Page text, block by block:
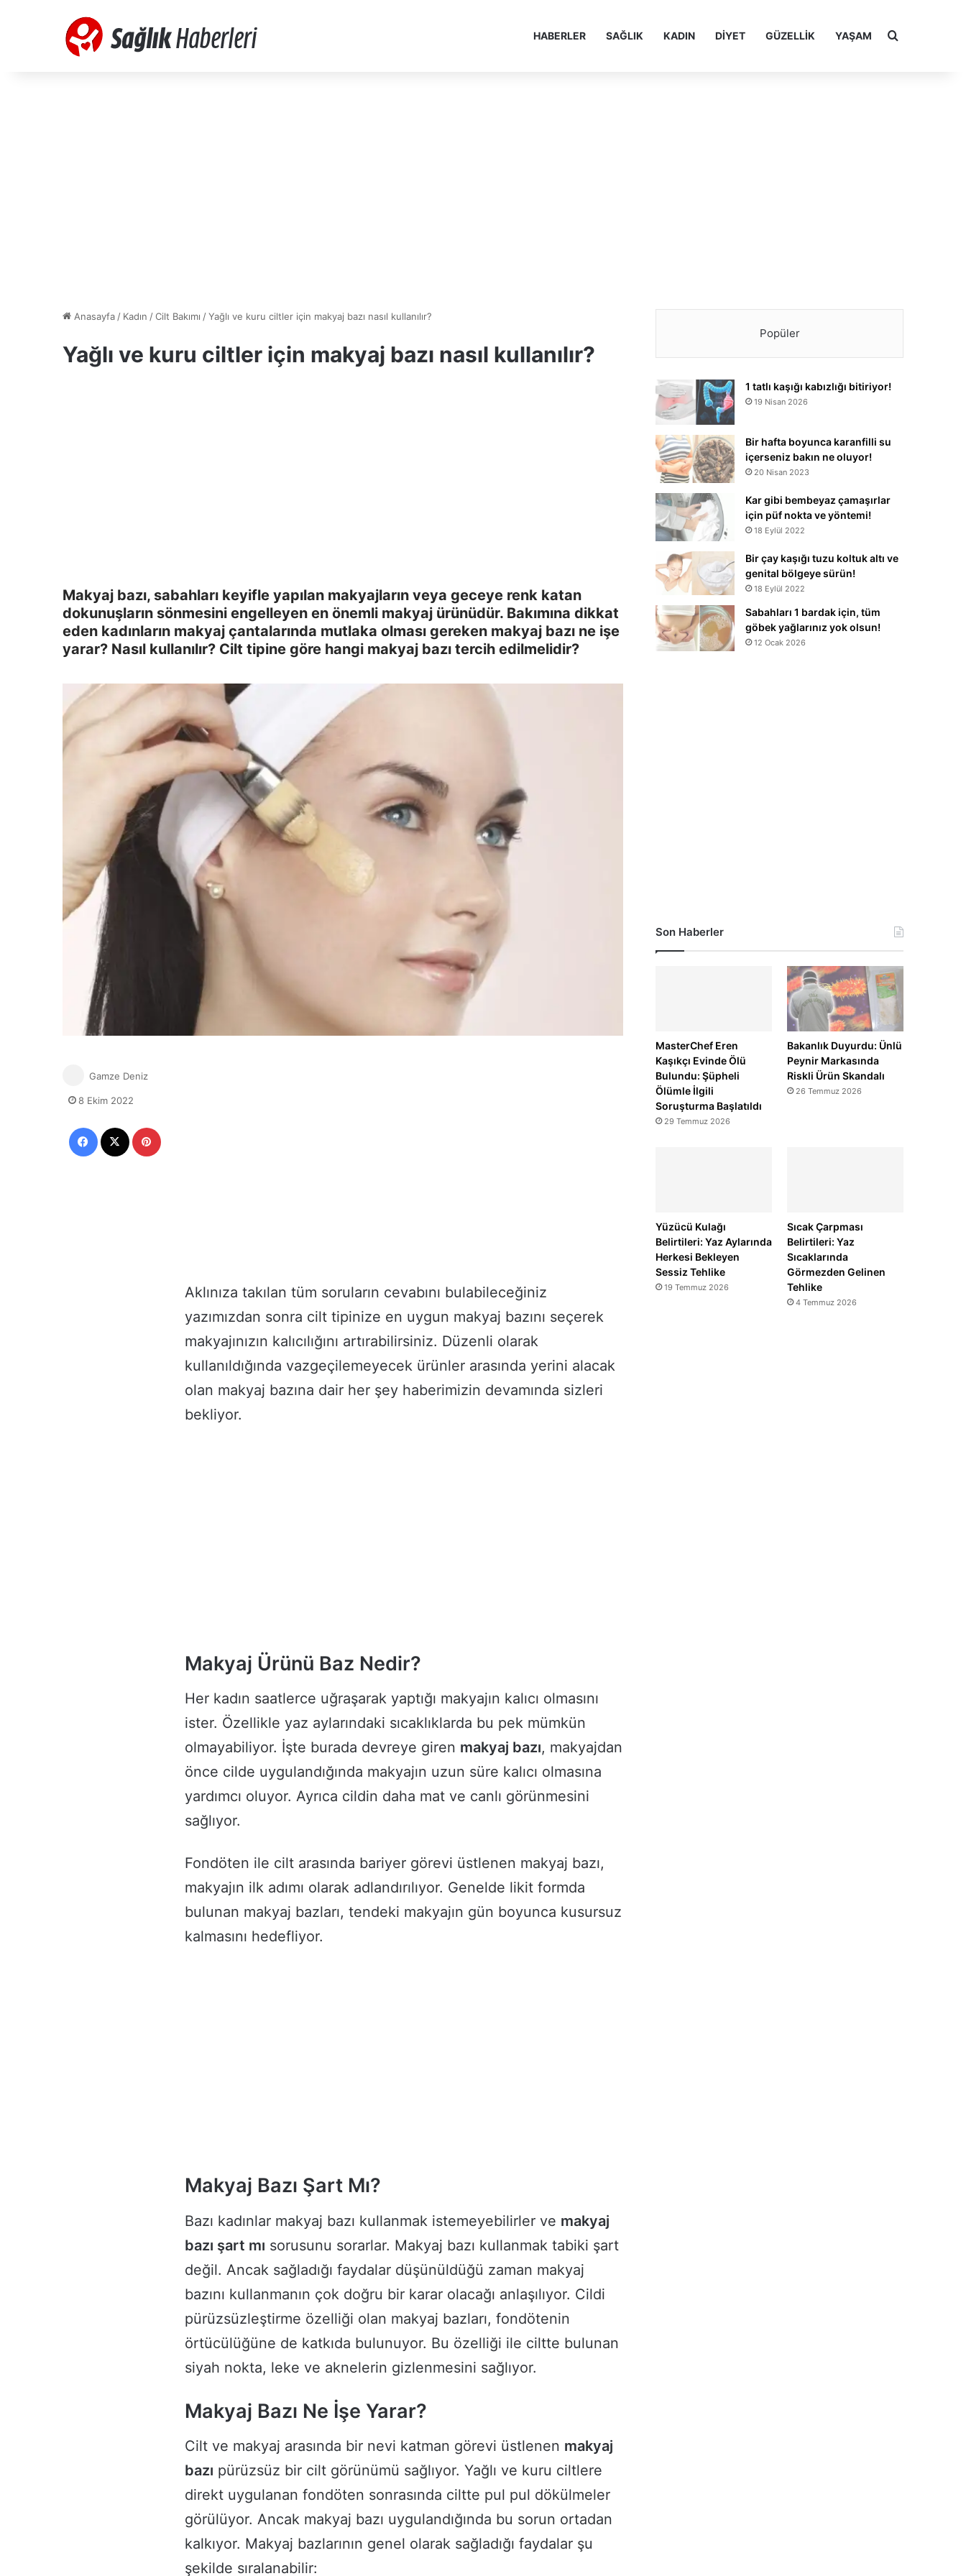
HABERLER SAĞLIK KADIN DIYET GÜZELLIK YAŞAM Arama yap
Anasayfa / Kadın /Cilt Bakımı /Yağlı ve kuru ciltler için makyaj bazı nasıl kullanılır?
Yağlı ve kuru ciltler için makyaj bazı nasıl kullanılır?
Makyaj bazı, sabahları keyifle yapılan makyajların veya geceye renk katan
dokunuşların sönmesini engelleyen en önemli makyaj ürünüdür. Bakımına dikkat
eden kadınların makyaj çantalarında mutlaka olması gereken makyaj bazı ne işe
yarar? Nasıl kullanılır? Cilt tipine göre hangi makyaj bazı tercih edilmelidir?
Aklınıza takılan tüm soruların cevabını bulabileceğiniz
yazımızdan sonra cilt tipinize en uygun makyaj bazını seçerek
makyajınızın kalıcılığını artırabilirsiniz. Düzenli olarak
kullanıldığında vazgeçilemeyecek ürünler arasında yerini alacak
olan makyaj bazına dair her şey haberimizin devamında sizleri
bekliyor.
Makyaj Ürünü Baz Nedir?
Her kadın saatlerce uğraşarak yaptığı makyajın kalıcı olmasını
ister. Özellikle yaz aylarındaki sıcaklıklarda bu pek mümkün
olmayabiliyor. İşte burada devreye giren makyaj bazı, makyajdan
önce cilde uygulandığında makyajın uzun süre kalıcı olmasına
yardımcı oluyor. Ayrıca cildin daha mat ve canlı görünmesini
sağlıyor.
Fondöten ile cilt arasında bariyer görevi üstlenen makyaj bazı,
makyajın ilk adımı olarak adlandırılıyor. Genelde likit formda
bulunan makyaj bazları, tendeki makyajın gün boyunca kusursuz
kalmasını hedefliyor.
Makyaj Bazı Şart Mı?
Bazı kadınlar makyaj bazı kullanmak istemeyebilirler ve makyaj
bazı şart mı sorusunu sorarlar. Makyaj bazı kullanmak tabiki şart
değil. Ancak sağladığı faydalar düşünüldüğü zaman makyaj
bazını kullanmanın çok doğru bir karar olacağı anlaşılıyor. Cildi
pürüzsüzleştirme özelliği olan makyaj bazları, fondötenin
örtücülüğüne de katkıda bulunuyor. Bu özelliği ile ciltte bulunan
siyah nokta, leke ve aknelerin gizlenmesini sağlıyor.
Makyaj Bazı Ne İşe Yarar?
Cilt ve makyaj arasında bir nevi katman görevi üstlenen makyaj
bazı pürüzsüz bir cilt görünümü sağlıyor. Yağlı ve kuru ciltlere
direkt uygulanan fondöten sonrasında ciltte pul pul dökülmeler
görülüyor. Ancak makyaj bazı uygulandığında bu sorun ortadan
kalkıyor. Makyaj bazlarının genel olarak sağladığı faydalar şu
şekilde sıralanabilir:
Gamze Deniz
8 Ekim 2022
Popüler
1 tatlı kaşığı kabızlığı bitiriyor!
19 Nisan 2026
Bir hafta boyunca karanfilli su
içerseniz bakın ne oluyor!
20 Nisan 2023
Kar gibi bembeyaz çamaşırlar
için püf nokta ve yöntemi!
18 Eylül 2022
Bir çay kaşığı tuzu koltuk altı ve
genital bölgeye sürün!
18 Eylül 2022
Sabahları 1 bardak için, tüm
göbek yağlarınız yok olsun!
12 Ocak 2026
Son Haberler
MasterChef Eren
Kaşıkçı Evinde Ölü
Bulundu: Şüpheli
Ölümle İlgili
Soruşturma Başlatıldı
29 Temmuz 2026
Bakanlık Duyurdu: Ünlü
Peynir Markasında
Riskli Ürün Skandalı
26 Temmuz 2026
Yüzücü Kulağı
Belirtileri: Yaz Aylarında
Herkesi Bekleyen
Sessiz Tehlike
19 Temmuz 2026
Sıcak Çarpması
Belirtileri: Yaz
Sıcaklarında
Görmezden Gelinen
Tehlike
4 Temmuz 2026